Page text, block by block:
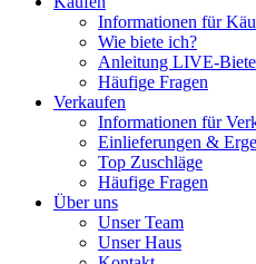
Informationen für
Wie biete ich?
Anleitung LIVE-
Häufige Fragen
Verkaufen
Informationen für
Einlieferungen &
Top Zuschläge
Häufige Fragen
Über uns
Unser Team
Unser Haus